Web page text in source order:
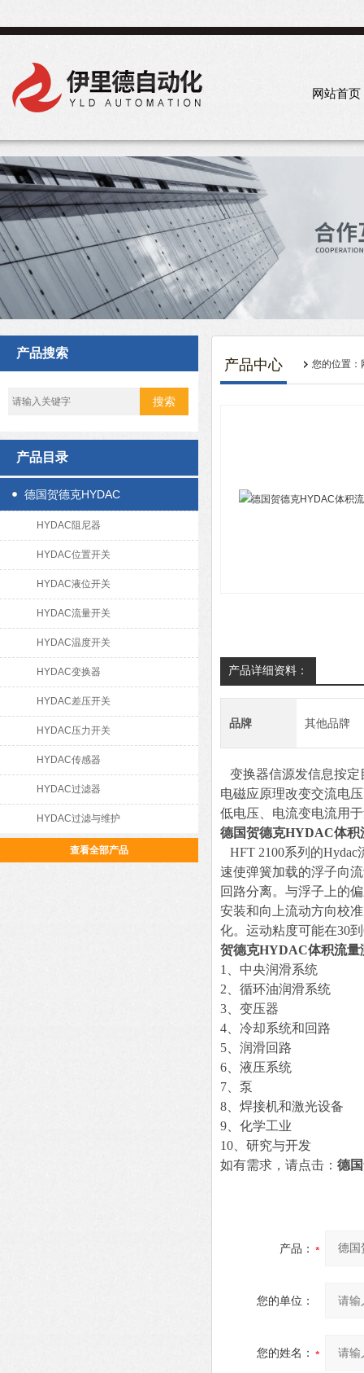
网站首页
产品搜索
产品目录
德国贺德克HYDAC
HYDAC阻尼器
HYDAC位置开关
HYDAC液位开关
HYDAC流量开关
HYDAC温度开关
HYDAC变换器
HYDAC差压开关
HYDAC压力开关
HYDAC传感器
HYDAC过滤器
HYDAC过滤与维护
查看全部产品
产品中心 您的位置：
产品详细资料：
品牌 其他品牌
变换器信源发信息按定
电磁应原理改变交流电
低电压、电流变电流用
德国贺德克HYDAC体积
HFT 2100系列的
速使弹簧加载的浮子向
回路分离。与浮子上的
安装和向上流动方向校
化。运动粘度可能在30
贺德克HYDAC体积流量
1、中央润滑系统
2、循环油润滑系统
3、变压器
4、冷却系统和回路
5、润滑回路
6、液压系统
7、泵
8、焊接机和激光设备
9、化学工业
10、研究与开发
如有需求，请点击： 德
产品：
您的单位：
您的姓名：